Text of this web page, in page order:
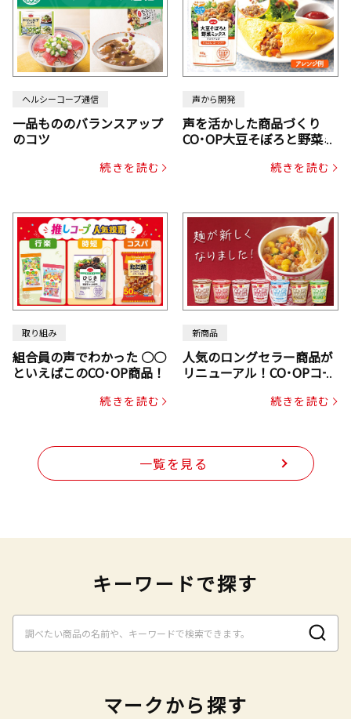
ヘルシーコープ通信
一品もののバランスアップ
のコツ
続きを読む
声から開発
声を活かした商品づくり
CO･OP大豆そぼろと野菜ミ
じん・コーン入り）続きを読む
取り組み
組合員の声でわかった ○○
といえばこのCO･OP商品！
続きを読む
新商品
人気のロングセラー商品が
リニューアル！CO･OPコー
続きを読む
一覧を見る
キーワードで探す
マークから探す